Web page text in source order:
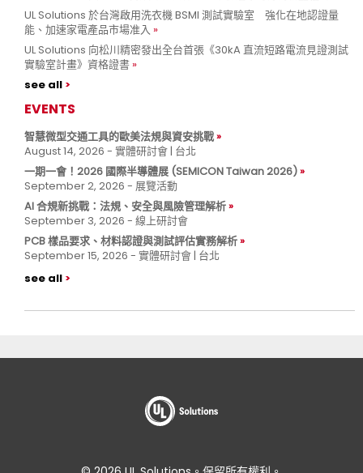
UL Solutions 於台灣啟用洗衣機 BSMI 測試實驗室 強化在地認證量
能、加速家電產品市場准入
UL Solutions 向松川精密發出全台首張《30kA 直流短路電流見證測試
實驗室計畫》資格證書
see all
EVENTS
智慧微型交通工具的歐美法規與資安挑戰
August 14, 2026 - 實體研討會 | 台北
一期一會！2026 國際半導體展 (SEMICON Taiwan 2026)
September 2, 2026 - 展覽活動
AI 合規新挑戰：法規、安全與風險管理解析
September 3, 2026 - 線上研討會
PCB 樣品要求、材料認證與測試評估實務解析
September 15, 2026 - 實體研討會 | 台北
see all